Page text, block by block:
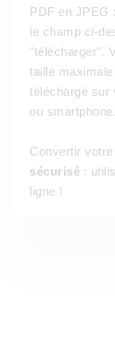
PDF en JPEG
le champ ci-
"télécharger".
taille
téléchargé sur
ou smartphone.
Convertir
sécurisé :
ligne !